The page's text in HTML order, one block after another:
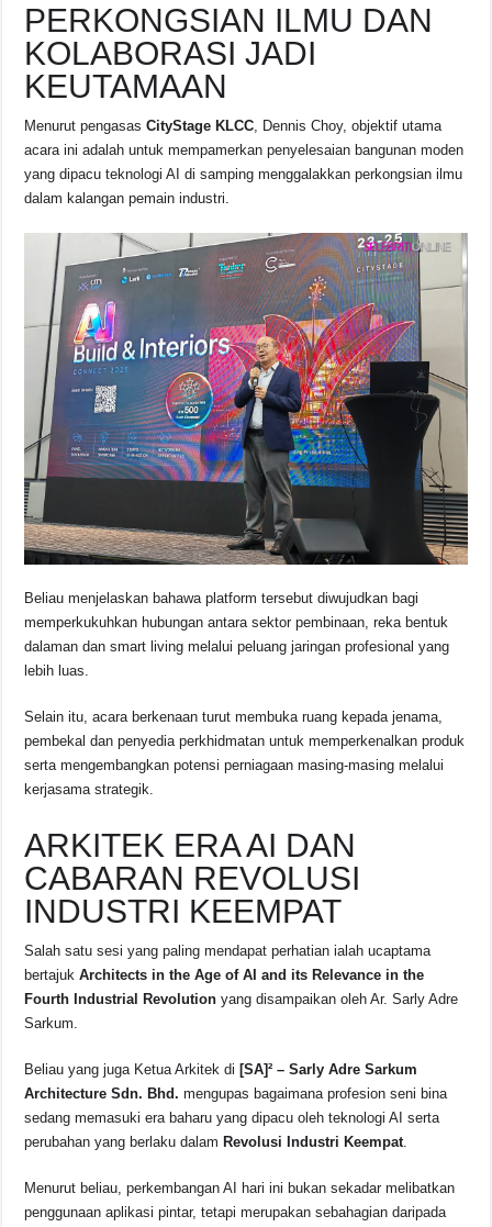
PERKONGSIAN ILMU DAN
KOLABORASI JADI
KEUTAMAAN
Menurut pengasasCityStage KLCC Dennis Choy, objektif utama
acara ini adalah untuk mempamerkan penyelesaian bangunan moden
yang dipacu teknologi AI di samping menggalakkan perkongsian ilmu
dalam kalangan pemain industri.
Beliau menjelaskan bahawa platform tersebut diwujudkan bagi
memperkukuhkan hubungan antara sektor pembinaan, reka bentuk
dalaman dan smart living melalui peluang jaringan profesional yang
lebih luas.
Selain itu, acara berkenaan turut membuka ruang kepada jenama,
pembekal dan penyedia perkhidmatan untuk memperkenalkan produk
serta mengembangkan potensi perniagaan masing-masing melalui
kerjasama strategik.
ARKITEK ERA AI DAN
CABARAN REVOLUSI
INDUSTRI KEEMPAT
Salah satu sesi yang paling mendapat perhatian ialah ucaptama
bertajukArchitects in the Age of AI and its Relevance in the
Fourth Industrial Revolution yang disampaikan olehAr. Sarly Adre
Sarkum.
Beliau yang juga Ketua Arkitek di [SA]² – Sarly Adre Sarkum
Architecture Sdn. Bhd. mengupas bagaimana profesion seni bina
sedang memasuki era baharu yang dipacu oleh teknologi AI serta
perubahan yang berlaku dalam Revolusi Industri Keempat.
Menurut beliau, perkembangan AI hari ini bukan sekadar melibatkan
penggunaan aplikasi pintar, tetapi merupakan sebahagian daripada